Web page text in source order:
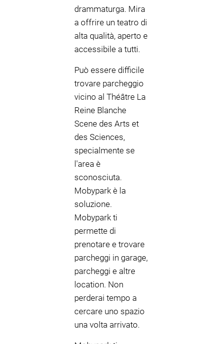
drammaturga. Mira
a offrire un teatro di
alta qualità, aperto e
accessibile a tutti.
Può essere difficile
trovare parcheggio
vicino al Théâtre La
Reine Blanche
Scene des Arts et
des Sciences,
specialmente se
l'area è
sconosciuta.
Mobypark è la
soluzione.
Mobypark ti
permette di
prenotare e trovare
parcheggi in garage,
parcheggi e altre
location. Non
perderai tempo a
cercare uno spazio
una volta arrivato.